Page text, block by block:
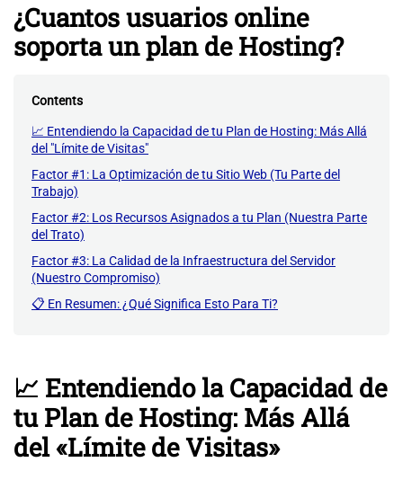
¿Cuantos usuarios online
soporta un plan de Hosting?
Contents
📈 Entendiendo la Capacidad de tu Plan de Hosting: Más Allá
del "Límite de Visitas"
Factor #1: La Optimización de tu Sitio Web (Tu Parte del
Trabajo)
Factor #2: Los Recursos Asignados a tu Plan (Nuestra Parte
del Trato)
Factor #3: La Calidad de la Infraestructura del Servidor
(Nuestro Compromiso)
📋 En Resumen: ¿Qué Significa Esto Para Ti?
📈 Entendiendo la Capacidad de
tu Plan de Hosting: Más Allá
del «Límite de Visitas»